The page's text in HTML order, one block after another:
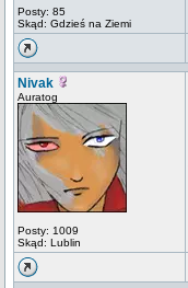
Posty: 85
Skąd: Gdzieś na Ziemi
Nivak
Auratog
Posty: 1009
Skąd: Lublin